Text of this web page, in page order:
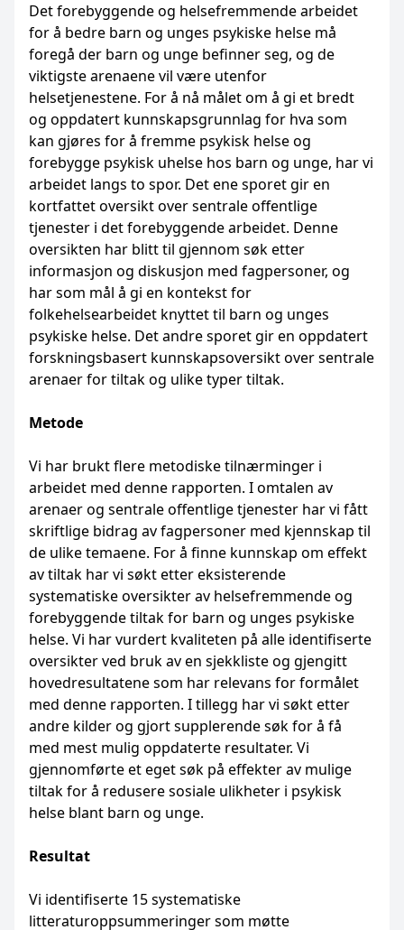
Det forebyggende og helsefremmende arbeidet
for å bedre barn og unges psykiske helse må
foregå der barn og unge befinner seg, og de
viktigste arenaene vil være utenfor
helsetjenestene. For å nå målet om å gi et bredt
og oppdatert kunnskapsgrunnlag for hva som
kan gjøres for å fremme psykisk helse og
forebygge psykisk uhelse hos barn og unge, har vi
arbeidet langs to spor. Det ene sporet gir en
kortfattet oversikt over sentrale offentlige
tjenester i det forebyggende arbeidet. Denne
oversikten har blitt til gjennom søk etter
informasjon og diskusjon med fagpersoner, og
har som mål å gi en kontekst for
folkehelsearbeidet knyttet til barn og unges
psykiske helse. Det andre sporet gir en oppdatert
forskningsbasert kunnskapsoversikt over sentrale
arenaer for tiltak og ulike typer tiltak.
Metode
Vi har brukt flere metodiske tilnærminger i
arbeidet med denne rapporten. I omtalen av
arenaer og sentrale offentlige tjenester har vi fått
skriftlige bidrag av fagpersoner med kjennskap til
de ulike temaene. For å finne kunnskap om effekt
av tiltak har vi søkt etter eksisterende
systematiske oversikter av helsefremmende og
forebyggende tiltak for barn og unges psykiske
helse. Vi har vurdert kvaliteten på alle identifiserte
oversikter ved bruk av en sjekkliste og gjengitt
hovedresultatene som har relevans for formålet
med denne rapporten. I tillegg har vi søkt etter
andre kilder og gjort supplerende søk for å få
med mest mulig oppdaterte resultater. Vi
gjennomførte et eget søk på effekter av mulige
tiltak for å redusere sosiale ulikheter i psykisk
helse blant barn og unge.
Resultat
Vi identifiserte 15 systematiske
litteraturoppsummeringer som møtte